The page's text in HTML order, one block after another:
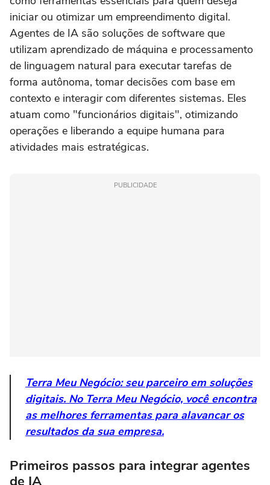
iniciar ou otimizar um empreendimento digital.
Agentes de IA são soluções de software que
utilizam aprendizado de máquina e processamento
de linguagem natural para executar tarefas de
forma autônoma, tomar decisões com base em
contexto e interagir com diferentes sistemas. Eles
atuam como "funcionários digitais", otimizando
operações e liberando a equipe humana para
atividades mais estratégicas.
PUBLICIDADE
Terra Meu Negócio: seu parceiro em soluções
digitais. No Terra Meu Negócio, você encontra
as melhores ferramentas para alavancar os
resultados da sua empresa.
Primeiros passos para integrar agentes
de IA